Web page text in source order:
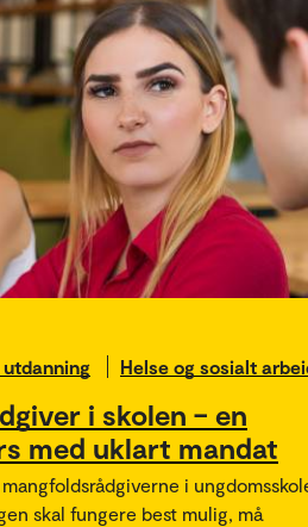
Helse og sosialt
i skolen – en
med uklart mandat
i
skal fungere best mulig, må